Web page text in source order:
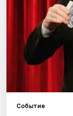
Экскурсии
Спорт
Событие